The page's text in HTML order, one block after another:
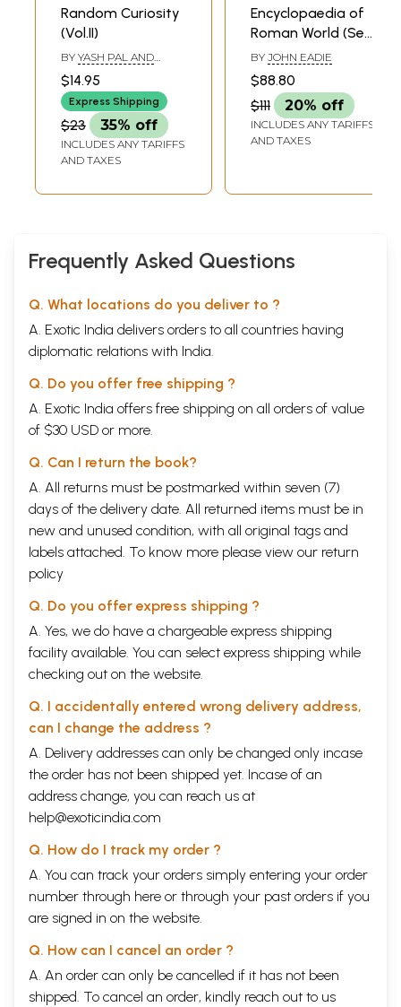
दुनिया-जहान की बात
236
अनाज कैसे बढ़े?
245
कल-कारखानों का फैलाव
256
कमेरों का राज 265
Sample Pages
Random Curiosity
(Vol.II)
BY YASH PAL AND
$14.95
Express Shipping
$23 35% off
INCLUDES ANY TARIFFS
AND TAXES
Encyclopaedia of
Roman World (Set
of 2 Volumes) (An
Old and Rare
Book)
BY JOHN EADIE
$88.80
$111
20% off
INCLUDES ANY TARIFFS
AND TAXES
Frequently Asked Questions
Q. What locations do you deliver to ?
A. Exotic India delivers orders to all countries having
diplomatic relations with India.
Q. Do you offer free shipping ?
A. Exotic India offers free shipping on all orders of value
of $30 USD or more.
Q. Can I return the book?
A. All returns must be postmarked within seven (7)
days of the delivery date. All returned items must be in
new and unused condition, with all original tags and
labels attached. To know more please view our return
policy
Q. Do you offer express shipping ?
A. Yes, we do have a chargeable express shipping
facility available. You can select express shipping while
checking out on the website.
Q. I accidentally entered wrong delivery address,
can I change the address ?
A. Delivery addresses can only be changed only incase
the order has not been shipped yet. Incase of an
address change, you can reach us at
help@exoticindia.com
Q. How do I track my order ?
A. You can track your orders simply entering your order
number through here or through your past orders if you
are signed in on the website.
Q. How can I cancel an order ?
A. An order can only be cancelled if it has not been
shipped. To cancel an order, kindly reach out to us